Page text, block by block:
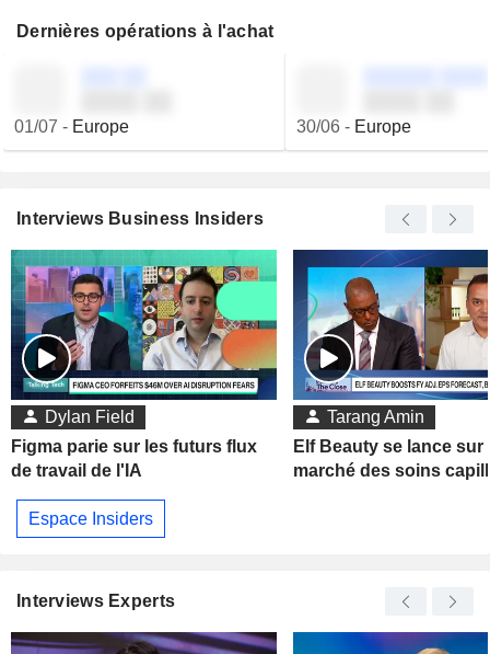
Dernières opérations à l'achat
01/07 - Europe 30/06- Europe
Interviews Business Insiders
Dylan Field
Figma parie sur les futurs flux
de travail de l'IA
Tarang Amin
Elf Beauty se lance sur
marché des soins
Espace Insiders
Interviews Experts